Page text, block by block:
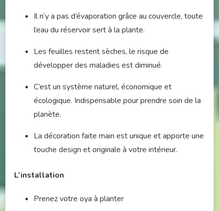
Il n’y a pas d’évaporation grâce au couvercle, toute
l’eau du réservoir sert à la plante.
Les feuilles restent sèches, le risque de
développer des maladies est diminué.
C’est un système naturel, économique et
écologique. Indispensable pour prendre soin de la
planète.
La décoration faite main est unique et apporte une
touche design et originale à votre intérieur.
L’installation
Prenez votre oya à planter